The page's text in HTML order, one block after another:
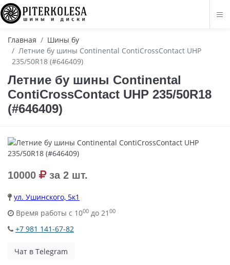
Главная
Шины бу
Летние бу шины Continental ContiCrossContact UHP
235/50R18 (#646409)
Летние бу шины Continental
ContiCrossContact UHP 235/50R18
(#646409)
10000 за 2 шт.
ул. Ушинского, 5к1
Время работы с 1000 до 21 00
+7 981 141-67-82
Чат в Telegram